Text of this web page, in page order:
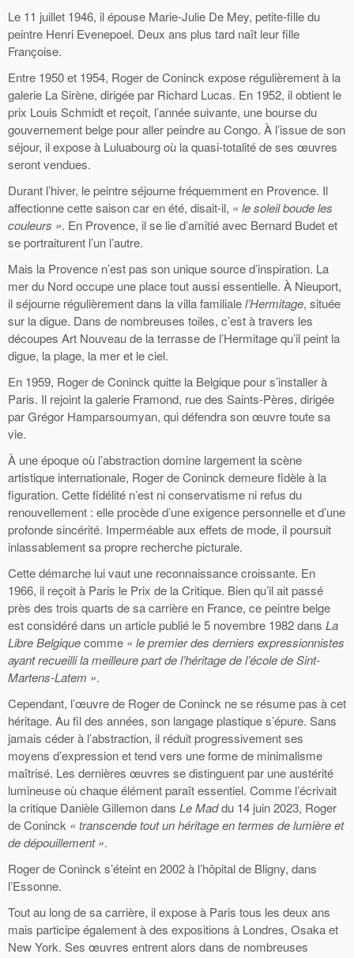
Le 11 juillet 1946, il épouse Marie-Julie De Mey, petite-fille du
peintre Henri Evenepoel. Deux ans plus tard naît leur fille
Françoise.
Entre 1950 et 1954, Roger de Coninck expose régulièrement à la
galerie La Sirène, dirigée par Richard Lucas. En 1952, il obtient le
prix Louis Schmidt et reçoit, l’année suivante, une bourse du
gouvernement belge pour aller peindre au Congo. À l’issue de son
séjour, il expose à Luluabourg où la quasi-totalité de ses œuvres
seront vendues.
Durant l’hiver, le peintre séjourne fréquemment en Provence. Il
affectionne cette saison car en été, disait-il, « le soleil boude les
couleurs ». En Provence, il se lie d’amitié avec Bernard Budet et
se portraiturent l’un l’autre.
Mais la Provence n’est pas son unique source d’inspiration. La
mer du Nord occupe une place tout aussi essentielle. À Nieuport,
il séjourne régulièrement dans la villa familialel’Hermitage, située
sur la digue. Dans de nombreuses toiles, c’est à travers les
découpes Art Nouveau de la terrasse de l’Hermitage qu’il peint la
digue, la plage, la mer et le ciel.
En 1959, Roger de Coninck quitte la Belgique pour s’installer à
Paris. Il rejoint la galerie Framond, rue des Saints-Pères, dirigée
par Grégor Hamparsoumyan, qui défendra son œuvre toute sa
vie.
À une époque où l’abstraction domine largement la scène
artistique internationale, Roger de Coninck demeure fidèle à la
figuration. Cette fidélité n’est ni conservatisme ni refus du
renouvellement : elle procède d’une exigence personnelle et d’une
profonde sincérité. Imperméable aux effets de mode, il poursuit
inlassablement sa propre recherche picturale.
Cette démarche lui vaut une reconnaissance croissante. En
1966, il reçoit à Paris le Prix de la Critique. Bien qu’il ait passé
près des trois quarts de sa carrière en France, ce peintre belge
est considéré dans un article publié le 5 novembre 1982 dans La
Libre Belgiquecomme « le premier des derniers expressionnistes
ayant recueilli la meilleure part de l’héritage de l’école de Sint-
Martens-Latem ».
Cependant, l’œuvre de Roger de Coninck ne se résume pas à cet
héritage. Au fil des années, son langage plastique s’épure. Sans
jamais céder à l’abstraction, il réduit progressivement ses
moyens d’expression et tend vers une forme de minimalisme
maîtrisé. Les dernières œuvres se distinguent par une austérité
lumineuse où chaque élément paraît essentiel. Comme l’écrivait
la critique Danièle Gillemon dans Le Maddu 14 juin 2023, Roger
de Coninck « transcende tout un héritage en termes de lumière et
de dépouillement ».
Roger de Coninck s’éteint en 2002 à l’hôpital de Bligny, dans
l’Essonne.
Tout au long de sa carrière, il expose à Paris tous les deux ans
mais participe également à des expositions à Londres, Osaka et
New York. Ses œuvres entrent alors dans de nombreuses